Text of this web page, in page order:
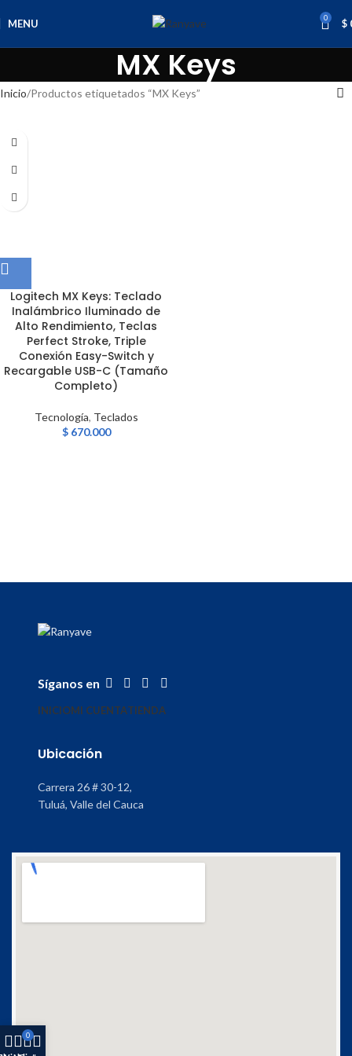
MENU 0 $
MX Keys
Inicio Productos etiquetados “MX Keys”
Logitech MX Keys: Teclado
Inalámbrico Iluminado de
Alto Rendimiento, Teclas
Perfect Stroke, Triple
Conexión Easy-Switch y
Recargable USB-C (Tamaño
Completo)
Tecnología, Teclados
$670.000
Síganos en
INICIOMI CUENTATIENDA
Ubicación
Carrera 26 # 30-12,
Tuluá, Valle del Cauca
0